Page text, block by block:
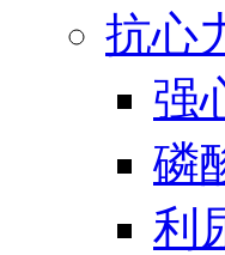
抗心
强
磷
利